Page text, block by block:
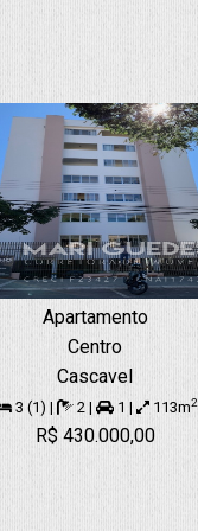
Apartamento
Centro
Cascavel
3 (1) | 2 | 1 | 113m2
R$ 430.000,00